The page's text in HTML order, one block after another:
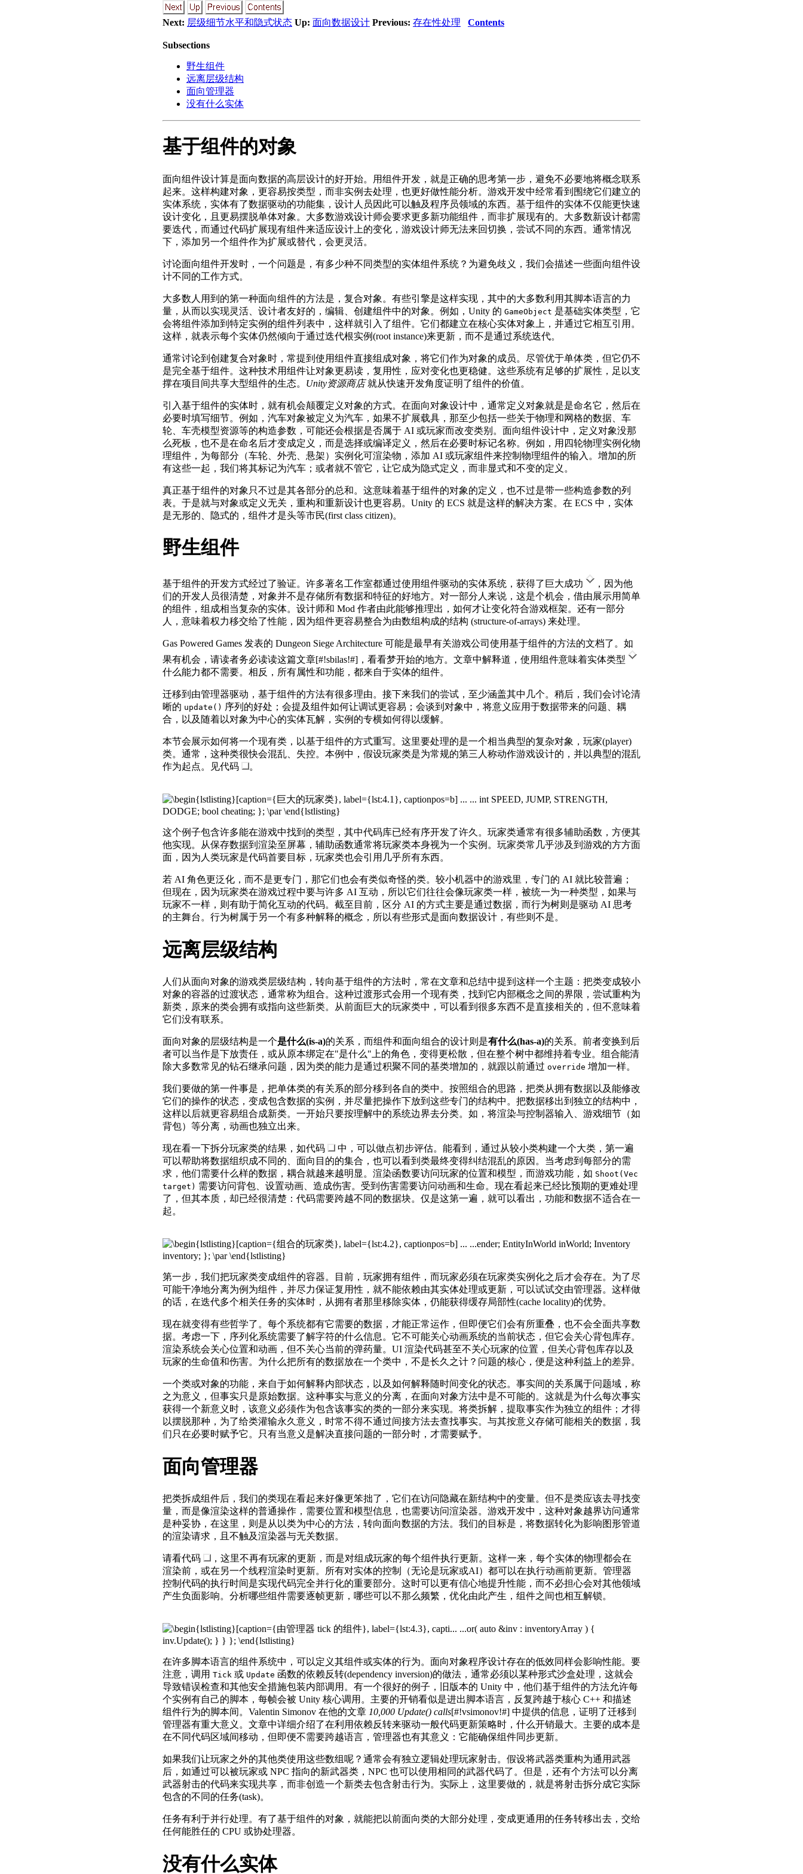
Next: 层级细节水平和隐式状态 Up: 面向数据设计 Previous: 存在性处理 Contents
Subsections
野生组件
远离层级结构
面向管理器
没有什么实体
基于组件的对象
面向组件设计算是面向数据的高层设计的好开始。用组件开发，就是正确的思考第一步，避免不必要地将概念联系
起来。这样构建对象，更容易按类型，而非实例去处理，也更好做性能分析。游戏开发中经常看到围绕它们建立的
实体系统，实体有了数据驱动的功能集，设计人员因此可以触及程序员领域的东西。基于组件的实体不仅能更快速
设计变化，且更易摆脱单体对象。大多数游戏设计师会要求更多新功能组件，而非扩展现有的。大多数新设计都需
要迭代，而通过代码扩展现有组件来适应设计上的变化，游戏设计师无法来回切换，尝试不同的东西。通常情况
下，添加另一个组件作为扩展或替代，会更灵活。
讨论面向组件开发时，一个问题是，有多少种不同类型的实体组件系统？为避免歧义，我们会描述一些面向组件设
计不同的工作方式。
大多数人用到的第一种面向组件的方法是，复合对象。有些引擎是这样实现，其中的大多数利用其脚本语言的力
量，从而以实现灵活、设计者友好的，编辑、创建组件中的对象。例如，Unity 的 GameObject 是基础实体类型，它
会将组件添加到特定实例的组件列表中，这样就引入了组件。它们都建立在核心实体对象上，并通过它相互引用。
这样，就表示每个实体仍然倾向于通过迭代根实例(root instance)来更新，而不是通过系统迭代。
通常讨论到创建复合对象时，常提到使用组件直接组成对象，将它们作为对象的成员。尽管优于单体类，但它仍不
是完全基于组件。这种技术用组件让对象更易读，复用性，应对变化也更稳健。这些系统有足够的扩展性，足以支
撑在项目间共享大型组件的生态。 Unity资源商店就从快速开发角度证明了组件的价值。
引入基于组件的实体时，就有机会颠覆定义对象的方式。在面向对象设计中，通常定义对象就是是命名它，然后在
必要时填写细节。例如，汽车对象被定义为汽车，如果不扩展载具，那至少包括一些关于物理和网格的数据、车
轮、车壳模型资源等的构造参数，可能还会根据是否属于 AI 或玩家而改变类别。面向组件设计中，定义对象没那
么死板，也不是在命名后才变成定义，而是选择或编译定义，然后在必要时标记名称。例如，用四轮物理实例化物
理组件，为每部分（车轮、外壳、悬架）实例化可渲染物，添加 AI 或玩家组件来控制物理组件的输入。增加的所
有这些一起，我们将其标记为汽车；或者就不管它，让它成为隐式定义，而非显式和不变的定义。
真正基于组件的对象只不过是其各部分的总和。这意味着基于组件的对象的定义，也不过是带一些构造参数的列
表。于是就与对象或定义无关，重构和重新设计也更容易。Unity 的 ECS 就是这样的解决方案。在 ECS 中，实体
是无形的、隐式的，组件才是头等市民(first class citizen)。
野生组件
基于组件的开发方式经过了验证。许多著名工作室都通过使用组件驱动的实体系统，获得了巨大成功
，因为他
们的开发人员很清楚，对象并不是存储所有数据和特征的好地方。对一部分人来说，这是个机会，借由展示用简单
的组件，组成相当复杂的实体。设计师和 Mod 作者由此能够推理出，如何才让变化符合游戏框架。还有一部分
人，意味着权力移交给了性能，因为组件更容易整合为由数组构成的结构 (structure-of-arrays) 来处理。
Gas Powered Games 发表的 Dungeon Siege Architecture 可能是最早有关游戏公司使用基于组件的方法的文档了。如
果有机会，请读者务必读读这篇文章[#!sbilas!#]，看看梦开始的地方。文章中解释道，使用组件意味着实体类型
什么能力都不需要。相反，所有属性和功能，都来自于实体的组件。
迁移到由管理器驱动，基于组件的方法有很多理由。接下来我们的尝试，至少涵盖其中几个。稍后，我们会讨论清
晰的 update() 序列的好处；会提及组件如何让调试更容易；会谈到对象中，将意义应用于数据带来的问题、耦
合，以及随着以对象为中心的实体瓦解，实例的专横如何得以缓解。
本节会展示如何将一个现有类，以基于组件的方式重写。这里要处理的是一个相当典型的复杂对象，玩家(player)
类。通常，这种类很快会混乱、失控。本例中，假设玩家类是为常规的第三人称动作游戏设计的，并以典型的混乱
作为起点。见代码
。
这个例子包含许多能在游戏中找到的类型，其中代码库已经有序开发了许久。玩家类通常有很多辅助函数，方便其
他实现。从保存数据到渲染至屏幕，辅助函数通常将玩家类本身视为一个实例。玩家类常几乎涉及到游戏的方方面
面，因为人类玩家是代码首要目标，玩家类也会引用几乎所有东西。
若 AI 角色更泛化，而不是更专门，那它们也会有类似奇怪的类。较小机器中的游戏里，专门的 AI 就比较普遍；
但现在，因为玩家类在游戏过程中要与许多 AI 互动，所以它们往往会像玩家类一样，被统一为一种类型，如果与
玩家不一样，则有助于简化互动的代码。截至目前，区分 AI 的方式主要是通过数据，而行为树则是驱动 AI 思考
的主舞台。行为树属于另一个有多种解释的概念，所以有些形式是面向数据设计，有些则不是。
远离层级结构
人们从面向对象的游戏类层级结构，转向基于组件的方法时，常在文章和总结中提到这样一个主题：把类变成较小
对象的容器的过渡状态，通常称为组合。这种过渡形式会用一个现有类，找到它内部概念之间的界限，尝试重构为
新类，原来的类会拥有或指向这些新类。从前面巨大的玩家类中，可以看到很多东西不是直接相关的，但不意味着
它们没有联系。
面向对象的层级结构是一个是什么(is-a)的关系，而组件和面向组合的设计则是有什么(has-a)的关系。前者变换到后
者可以当作是下放责任，或从原本绑定在"是什么"上的角色，变得更松散，但在整个树中都维持着专业。组合能清
除大多数常见的钻石继承问题，因为类的能力是通过积聚不同的基类增加的，就跟以前通过 override 增加一样。
我们要做的第一件事是，把单体类的有关系的部分移到各自的类中。按照组合的思路，把类从拥有数据以及能修改
它们的操作的状态，变成包含数据的实例，并尽量把操作下放到这些专门的结构中。把数据移出到独立的结构中，
这样以后就更容易组合成新类。一开始只要按理解中的系统边界去分类。如，将渲染与控制器输入、游戏细节（如
背包）等分离，动画也独立出来。
现在看一下拆分玩家类的结果，如代码
中，可以做点初步评估。能看到，通过从较小类构建一个大类，第一遍
可以帮助将数据组织成不同的、面向目的的集合，也可以看到类最终变得纠结混乱的原因。当考虑到每部分的需
求，他们需要什么样的数据，耦合就越来越明显。渲染函数要访问玩家的位置和模型，而游戏功能，如 Shoot(Vec
target) 需要访问背包、设置动画、造成伤害。受到伤害需要访问动画和生命。现在看起来已经比预期的更难处理
了，但其本质，却已经很清楚：代码需要跨越不同的数据块。仅是这第一遍，就可以看出，功能和数据不适合在一
起。
第一步，我们把玩家类变成组件的容器。目前，玩家拥有组件，而玩家必须在玩家类实例化之后才会存在。为了尽
可能干净地分离为例为组件，并尽力保证复用性，就不能依赖由其实体处理或更新，可以试试交由管理器。这样做
的话，在迭代多个相关任务的实体时，从拥有者那里移除实体，仍能获得缓存局部性(cache locality)的优势。
现在就变得有些哲学了。每个系统都有它需要的数据，才能正常运作，但即便它们会有所重叠，也不会全面共享数
据。考虑一下，序列化系统需要了解字符的什么信息。它不可能关心动画系统的当前状态，但它会关心背包库存。
渲染系统会关心位置和动画，但不关心当前的弹药量。UI 渲染代码甚至不关心玩家的位置，但关心背包库存以及
玩家的生命值和伤害。为什么把所有的数据放在一个类中，不是长久之计？问题的核心，便是这种利益上的差异。
一个类或对象的功能，来自于如何解释内部状态，以及如何解释随时间变化的状态。事实间的关系属于问题域，称
之为意义，但事实只是原始数据。这种事实与意义的分离，在面向对象方法中是不可能的。这就是为什么每次事实
获得一个新意义时，该意义必须作为包含该事实的类的一部分来实现。将类拆解，提取事实作为独立的组件；才得
以摆脱那种，为了给类灌输永久意义，时常不得不通过间接方法去查找事实。与其按意义存储可能相关的数据，我
们只在必要时赋予它。只有当意义是解决直接问题的一部分时，才需要赋予。
面向管理器
把类拆成组件后，我们的类现在看起来好像更笨拙了，它们在访问隐藏在新结构中的变量。但不是类应该去寻找变
量，而是像渲染这样的普通操作，需要位置和模型信息，也需要访问渲染器。游戏开发中，这种对象越界访问通常
是种妥协，在这里，则是从以类为中心的方法，转向面向数据的方法。我们的目标是，将数据转化为影响图形管道
的渲染请求，且不触及渲染器与无关数据。
请看代码
，这里不再有玩家的更新，而是对组成玩家的每个组件执行更新。这样一来，每个实体的物理都会在
渲染前，或在另一个线程渲染时更新。所有对实体的控制（无论是玩家或AI）都可以在执行动画前更新。管理器
控制代码的执行时间是实现代码完全并行化的重要部分。这时可以更有信心地提升性能，而不必担心会对其他领域
产生负面影响。分析哪些组件需要逐帧更新，哪些可以不那么频繁，优化由此产生，组件之间也相互解锁。
在许多脚本语言的组件系统中，可以定义其组件或实体的行为。面向对象程序设计存在的低效同样会影响性能。要
注意，调用 Tick 或 Update 函数的依赖反转(dependency inversion)的做法，通常必须以某种形式沙盒处理，这就会
导致错误检查和其他安全措施包装内部调用。有一个很好的例子，旧版本的 Unity 中，他们基于组件的方法允许每
个实例有自己的脚本，每帧会被 Unity 核心调用。主要的开销看似是进出脚本语言，反复跨越于核心 C++ 和描述
组件行为的脚本间。Valentin Simonov 在他的文章 10,000 Update() calls[#!vsimonov!#] 中提供的信息，证明了迁移到
管理器有重大意义。文章中详细介绍了在利用依赖反转来驱动一般代码更新策略时，什么开销最大。主要的成本是
在不同代码区域间移动，但即便不需要跨越语言，管理器也有其意义：它能确保组件同步更新。
如果我们让玩家之外的其他类使用这些数组呢？通常会有独立逻辑处理玩家射击。假设将武器类重构为通用武器
后，如通过可以被玩家或 NPC 指向的新武器类，NPC 也可以使用相同的武器代码了。但是，还有个方法可以分离
武器射击的代码来实现共享，而非创造一个新类去包含射击行为。实际上，这里要做的，就是将射击拆分成它实际
包含的不同的任务(task)。
任务有利于并行处理。有了基于组件的对象，就能把以前面向类的大部分处理，变成更通用的任务转移出去，交给
任何能胜任的 CPU 或协处理器。
没有什么实体